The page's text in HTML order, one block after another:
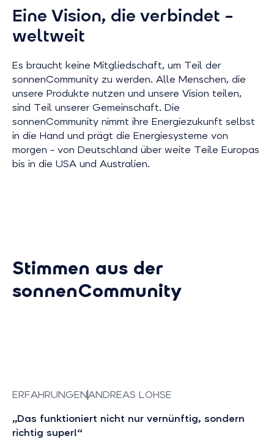
Eine Vision, die verbindet –
weltweit
Es braucht keine Mitgliedschaft, um Teil der
sonnenCommunity zu werden. Alle Menschen, die
unsere Produkte nutzen und unsere Vision teilen,
sind Teil unserer Gemeinschaft. Die
sonnenCommunity nimmt ihre Energiezukunft selbst
in die Hand und prägt die Energiesysteme von
morgen – von Deutschland über weite Teile Europas
bis in die USA und Australien.
Stimmen aus der
sonnenCommunity
ERFAHRUNGENANDREAS LOHSE
„Das funktioniert nicht nur vernünftig, sondern
richtig super!“